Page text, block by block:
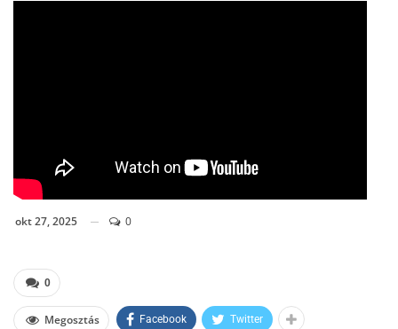
okt 27, 2025 0
0
Megosztás Facebook Twitter